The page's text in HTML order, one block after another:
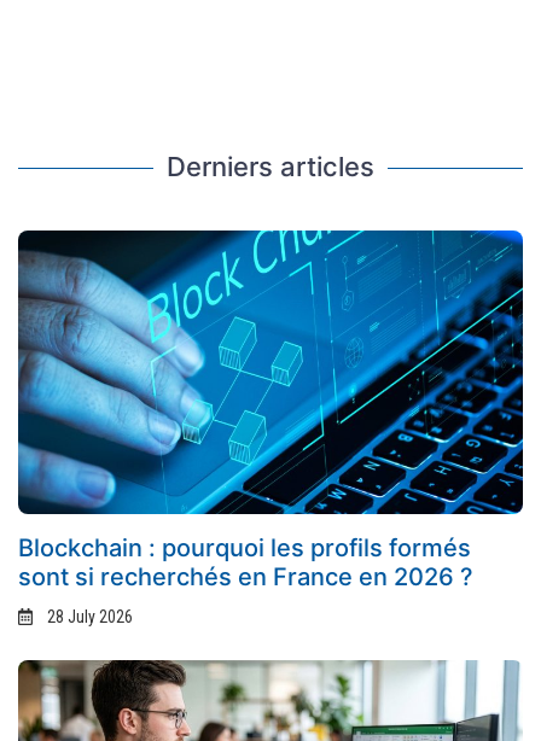
Derniers articles
Blockchain : pourquoi les profils formés
sont si recherchés en France en 2026 ?
28 July 2026